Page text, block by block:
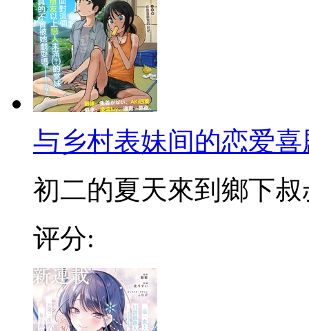
与乡村表妹间的恋爱喜
初二的夏天來到鄉下叔
评分: